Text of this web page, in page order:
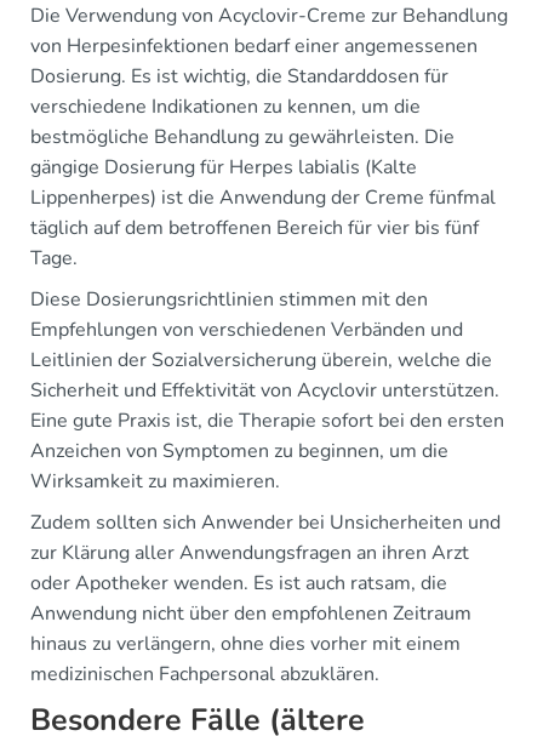
Die Verwendung von Acyclovir-Creme zur Behandlung
von Herpesinfektionen bedarf einer angemessenen
Dosierung. Es ist wichtig, die Standarddosen für
verschiedene Indikationen zu kennen, um die
bestmögliche Behandlung zu gewährleisten. Die
gängige Dosierung für Herpes labialis (Kalte
Lippenherpes) ist die Anwendung der Creme fünfmal
täglich auf dem betroffenen Bereich für vier bis fünf
Tage.
Diese Dosierungsrichtlinien stimmen mit den
Empfehlungen von verschiedenen Verbänden und
Leitlinien der Sozialversicherung überein, welche die
Sicherheit und Effektivität von Acyclovir unterstützen.
Eine gute Praxis ist, die Therapie sofort bei den ersten
Anzeichen von Symptomen zu beginnen, um die
Wirksamkeit zu maximieren.
Zudem sollten sich Anwender bei Unsicherheiten und
zur Klärung aller Anwendungsfragen an ihren Arzt
oder Apotheker wenden. Es ist auch ratsam, die
Anwendung nicht über den empfohlenen Zeitraum
hinaus zu verlängern, ohne dies vorher mit einem
medizinischen Fachpersonal abzuklären.
Besondere Fälle (ältere